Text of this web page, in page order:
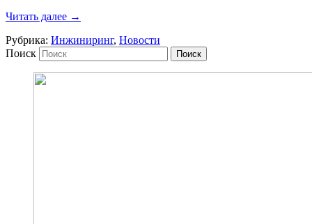
Читать далее →
Рубрика: Инжиниринг, Новости
Поиск